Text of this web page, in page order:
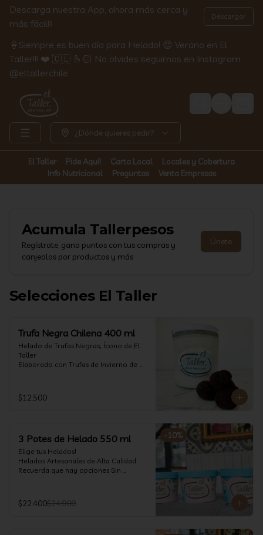
Descarga nuestra App, ahora más cerca y
más fácil!!!
Descargar
🍦Siempre es buen día para Helado! 😍 Verano en El
Taller!!! ❤️ 🇨🇱 🫰🏻 No olvides seguirnos en Instagram
@eltallerchile
Login
¿Dónde quieres pedir?
El Taller Pide Aquí! Carta Local
Locales y Cobertura
Info Nutricional
Preguntas Venta Empresas
Acumula Tallerpesos
Regístrate, gana puntos con tus compras y
canjealos por productos y más
Únete
Selecciones El Taller
Trufa Negra Chilena 400 ml
Helado de Trufas Negras, Ícono de El
Taller
Elaborado con Trufas de Invierno de
cremoso y con un delicado proceso
para obtener una experiencia
esta Edición es muy Limitada,
aproveche ya de vivir esta fantástica
experiencia!!
$12.500
-10%
3 Potes de Helado 550 ml
Elige tus Helados!
Helados Artesanales de Alta Calidad
Recuerda que hay opciones Sin
Diabéticos!
Algunos helados especiales tienen un
$22.400$24.900